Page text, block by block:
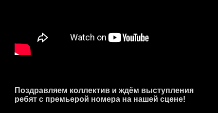
Поздравляем коллектив и ждём выступления
ребят с премьерой номера на нашей сцене!